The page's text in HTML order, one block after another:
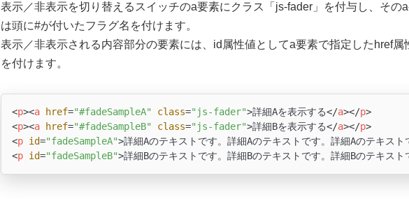
表示／非表示を切り替えるスイッチのa要素にクラス「js-fader」を付与し、その
は頭に#が付いたフラグ名を付けます。
表示／非表示される内容部分の要素には、id属性値としてa要素で指定したhref属
を付けます。
<p><a href="#fadeSampleA" class="js-fader">詳細Aを表示する</a></p>
<p><a href="#fadeSampleB" class="js-fader">詳細Bを表示する</a></p>
<p id="fadeSampleA">詳細Aのテキストです。詳細Aのテキストです。詳細Aのテキス
<p id="fadeSampleB">詳細Bのテキストです。詳細Bのテキストです。詳細Bのテキス